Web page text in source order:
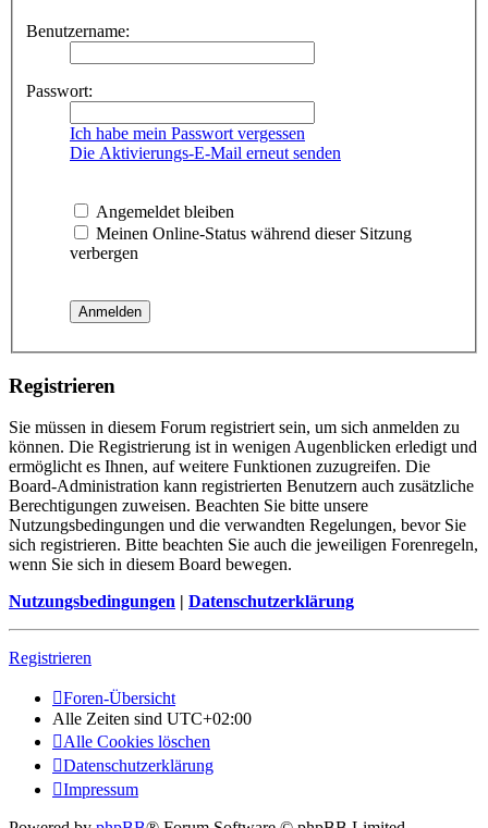
Benutzername:
Passwort:
Ich habe mein Passwort vergessen
Die Aktivierungs-E-Mail erneut senden
Angemeldet bleiben
Meinen Online-Status während dieser Sitzung
verbergen
Registrieren
Sie müssen in diesem Forum registriert sein, um sich anmelden zu
können. Die Registrierung ist in wenigen Augenblicken erledigt und
ermöglicht es Ihnen, auf weitere Funktionen zuzugreifen. Die
Board-Administration kann registrierten Benutzern auch zusätzliche
Berechtigungen zuweisen. Beachten Sie bitte unsere
Nutzungsbedingungen und die verwandten Regelungen, bevor Sie
sich registrieren. Bitte beachten Sie auch die jeweiligen Forenregeln,
wenn Sie sich in diesem Board bewegen.
Nutzungsbedingungen | Datenschutzerklärung
Registrieren
Foren-Übersicht
Alle Zeiten sind UTC+02:00
Alle Cookies löschen
Datenschutzerklärung
Impressum